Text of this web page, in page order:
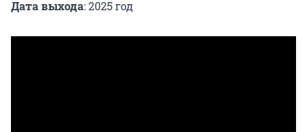
Дата выхода: 2025 год